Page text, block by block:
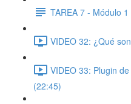
TAREA 7 - Módulo 1
VIDEO 32: ¿Qué
VIDEO 33: Plugin
(22:45)